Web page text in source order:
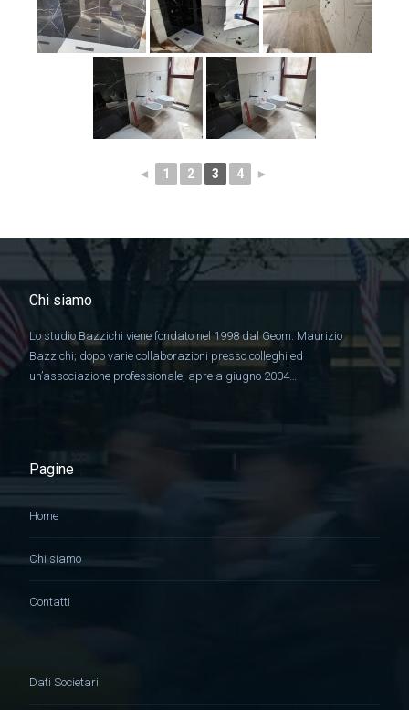
◄ 1 2 3 4 ►
Chi siamo
Lo studio Bazzichi viene fondato nel 1998 dal Geom. Maurizio
Bazzichi; dopo varie collaborazioni presso colleghi ed
un’associazione professionale, apre a giugno 2004…
Pagine
Home
Chi siamo
Contatti
Dati Societari